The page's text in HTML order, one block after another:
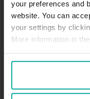
your preferences and
website. You can
your settings by
More information in
1700-008 Lisboa
Price per hour from
0.00